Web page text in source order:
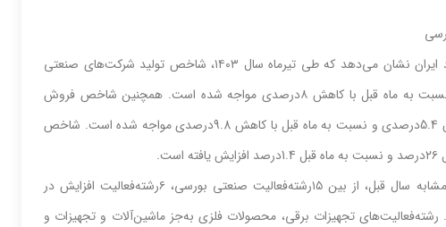
به گزارش مرکز پژوهش‌‌‌های مجلس، پایش بخش حقیقی اقتصاد ایران نشان می‌دهد که طی‌‌‌ تیرماه سال ١٤٠٣، شاخص‌‌‌ تولید شرکت‌های‌‌‌ صنعتی‌‌‌
بورسی‌‌‌ نسبت‌‌‌ به‌‌‌ ماه مشابه‌‌‌ سال قبل‌‌‌ با کاهش‌‌‌ 3.5درصدی‌‌‌ و نسبت‌‌‌ به‌‌‌ ماه قبل‌‌‌ با کاهش‌‌‌ ٨درصدی‌‌‌ مواجه‌‌‌ شده است. همچنین‌‌‌ شاخص‌‌‌ فروش
شرکت‌های‌‌‌ صنعتی‌‌‌ بورسی‌‌‌ نسبت‌‌‌ به‌‌‌ ماه مشابه‌‌‌ سال قبل‌‌‌ با کاهش‌‌‌ 5.4درصدی‌‌‌ و نسبت‌‌‌ به‌‌‌ ماه قبل‌‌‌ با کاهش‌‌‌ 9.8درصدی مواجه‌‌‌ شده است‌‌‌. شاخص‌‌‌
برآوردها نشان می‌دهند که‌‌‌ در تیرماه سال ١٤٠٣ نسبت‌‌‌ به‌‌‌ ماه مشابه‌‌‌ سال قبل‌‌‌، از بین‌‌‌ ١٥رشته‌‌‌فعالیت‌‌‌ صنعتی‌‌‌ بورسی‌‌‌، ٦رشته‌‌‌فعالیت‌‌‌ افزایش‌‌‌ در
رشته‌‌‌فعالیت‌‌‌های‌‌‌ تجهیزات برقی، محصولات فلزی‌‌‌ به‌‌‌جز ماشین‌‌‌آلات و تجهیزات و